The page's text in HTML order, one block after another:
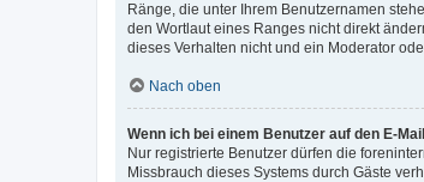
Ränge, die unter Ihrem Benutzernamen
den Wortlaut eines Ranges nicht direkt
dieses Verhalten nicht und ein Moderator
Nach oben
Wenn ich bei einem Benutzer auf den E-
Nur registrierte Benutzer dürfen die
Missbrauch dieses Systems durch Gäste